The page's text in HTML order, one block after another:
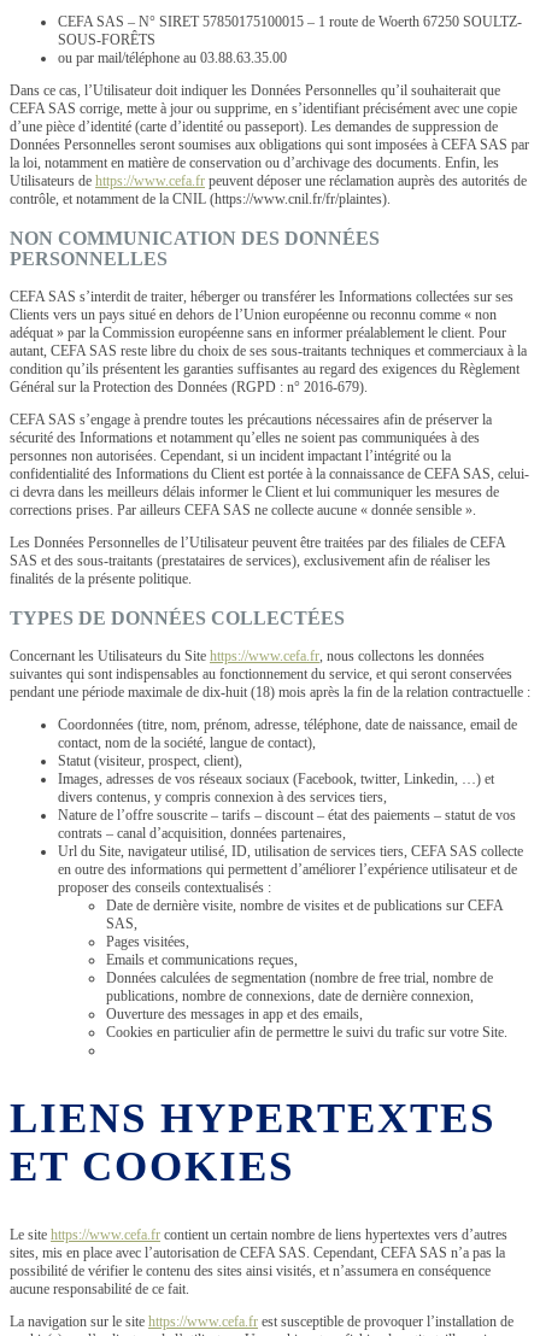
CEFA SAS – N° SIRET 57850175100015 – 1 route de Woerth 67250 SOULTZ-
SOUS-FORÊTS
ou par mail/téléphone au 03.88.63.35.00
Dans ce cas, l’Utilisateur doit indiquer les Données Personnelles qu’il souhaiterait que
CEFA SAS corrige, mette à jour ou supprime, en s’identifiant précisément avec une copie
d’une pièce d’identité (carte d’identité ou passeport). Les demandes de suppression de
Données Personnelles seront soumises aux obligations qui sont imposées à CEFA SAS par
la loi, notamment en matière de conservation ou d’archivage des documents. Enfin, les
Utilisateurs de https://www.cefa.fr peuvent déposer une réclamation auprès des autorités de
contrôle, et notamment de la CNIL (https://www.cnil.fr/fr/plaintes).
NON COMMUNICATION DES DONNÉES
PERSONNELLES
CEFA SAS s’interdit de traiter, héberger ou transférer les Informations collectées sur ses
Clients vers un pays situé en dehors de l’Union européenne ou reconnu comme « non
adéquat » par la Commission européenne sans en informer préalablement le client. Pour
autant, CEFA SAS reste libre du choix de ses sous-traitants techniques et commerciaux à la
condition qu’ils présentent les garanties suffisantes au regard des exigences du Règlement
Général sur la Protection des Données (RGPD : n° 2016-679).
CEFA SAS s’engage à prendre toutes les précautions nécessaires afin de préserver la
sécurité des Informations et notamment qu’elles ne soient pas communiquées à des
personnes non autorisées. Cependant, si un incident impactant l’intégrité ou la
confidentialité des Informations du Client est portée à la connaissance de CEFA SAS, celui-
ci devra dans les meilleurs délais informer le Client et lui communiquer les mesures de
corrections prises. Par ailleurs CEFA SAS ne collecte aucune « donnée sensible ».
Les Données Personnelles de l’Utilisateur peuvent être traitées par des filiales de CEFA
SAS et des sous-traitants (prestataires de services), exclusivement afin de réaliser les
finalités de la présente politique.
TYPES DE DONNÉES COLLECTÉES
Concernant les Utilisateurs du Site https://www.cefa.fr, nous collectons les données
suivantes qui sont indispensables au fonctionnement du service, et qui seront conservées
pendant une période maximale de dix-huit (18) mois après la fin de la relation contractuelle :
Coordonnées (titre, nom, prénom, adresse, téléphone, date de naissance, email de
contact, nom de la société, langue de contact),
Statut (visiteur, prospect, client),
Images, adresses de vos réseaux sociaux (Facebook, twitter, Linkedin, …) et
divers contenus, y compris connexion à des services tiers,
Nature de l’offre souscrite – tarifs – discount – état des paiements – statut de vos
contrats – canal d’acquisition, données partenaires,
Url du Site, navigateur utilisé, ID, utilisation de services tiers, CEFA SAS collecte
en outre des informations qui permettent d’améliorer l’expérience utilisateur et de
proposer des conseils contextualisés :
Date de dernière visite, nombre de visites et de publications sur CEFA
SAS,
Pages visitées,
Emails et communications reçues,
Données calculées de segmentation (nombre de free trial, nombre de
publications, nombre de connexions, date de dernière connexion,
Ouverture des messages in app et des emails,
Cookies en particulier afin de permettre le suivi du trafic sur votre Site.
LIENS HYPERTEXTES
ET COOKIES
Le site https://www.cefa.fr contient un certain nombre de liens hypertextes vers d’autres
sites, mis en place avec l’autorisation de CEFA SAS. Cependant, CEFA SAS n’a pas la
possibilité de vérifier le contenu des sites ainsi visités, et n’assumera en conséquence
aucune responsabilité de ce fait.
La navigation sur le site https://www.cefa.fr est susceptible de provoquer l’installation de